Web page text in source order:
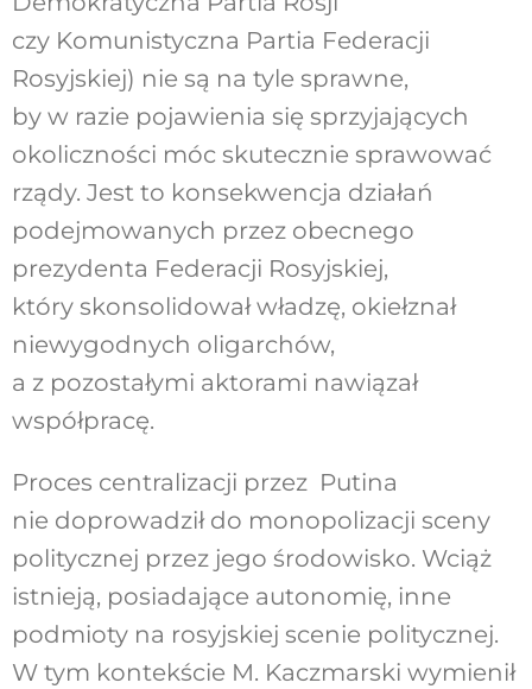
czy Komunistyczna Partia Federacji
Rosyjskiej) nie są na tyle sprawne,
by w razie pojawienia się sprzyjających
okoliczności móc skutecznie sprawować
rządy. Jest to konsekwencja działań
podejmowanych przez obecnego
prezydenta Federacji Rosyjskiej,
który skonsolidował władzę, okiełznał
niewygodnych oligarchów,
a z pozostałymi aktorami nawiązał
współpracę.
Proces centralizacji przez Putina
nie doprowadził do monopolizacji sceny
politycznej przez jego środowisko. Wciąż
istnieją, posiadające autonomię, inne
podmioty na rosyjskiej scenie politycznej.
W tym kontekście M. Kaczmarski wymienił